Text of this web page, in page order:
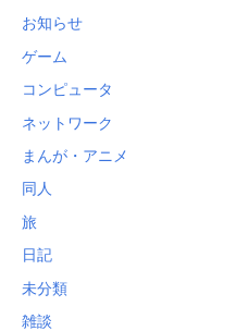
お知らせ
ゲーム
コンピュータ
ネットワーク
まんが・アニメ
同人
旅
日記
未分類
雑談